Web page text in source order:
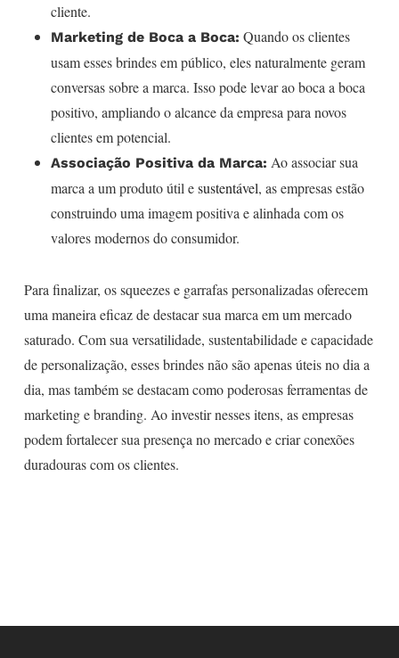
cliente.
Marketing de Boca a Boca: Quando os clientes
usam esses brindes em público, eles naturalmente geram
conversas sobre a marca. Isso pode levar ao boca a boca
positivo, ampliando o alcance da empresa para novos
clientes em potencial.
Associação Positiva da Marca: Ao associar sua
marca a um produto útil esustentável, as empresas estão
construindo uma imagem positiva e alinhada com os
valores modernos do consumidor.
Para finalizar, os squeezes e garrafas personalizadas oferecem
uma maneira eficaz de destacar sua marca em um mercado
saturado. Com sua versatilidade, sustentabilidade e capacidade
de personalização, esses brindes não são apenas úteis no dia a
dia, mas também se destacam como poderosas ferramentas de
marketing e branding. Ao investir nesses itens, as empresas
podem fortalecer sua presença no mercado e criar conexões
duradouras com os clientes.